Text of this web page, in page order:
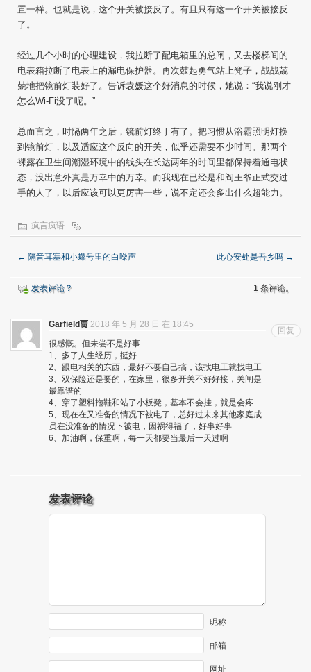
置一样。也就是说，这个开关被接反了。有且只有这一个开关被接反
了。
经过几个小时的心理建设，我拉断了配电箱里的总闸，又去楼梯间的
电表箱拉断了电表上的漏电保护器。再次鼓起勇气站上凳子，战战兢
兢地把镜前灯装好了。告诉袁媛这个好消息的时候，她说：“我说刚才
怎么Wi-Fi没了呢。”
总而言之，时隔两年之后，镜前灯终于有了。把习惯从浴霸照明灯换
到镜前灯，以及适应这个反向的开关，似乎还需要不少时间。那两个
裸露在卫生间潮湿环境中的线头在长达两年的时间里都保持着通电状
态，没出意外真是万幸中的万幸。而我现在已经是和阎王爷正式交过
手的人了，以后应该可以更厉害一些，说不定还会多出什么超能力。
疯言疯语
← 隔音耳塞和小螺号里的白噪声 此心安处是吾乡吗 →
发表评论？ 1 条评论。
Garfield贾 2018 年 5 月 28 日 在 18:45
很感慨。但未尝不是好事
1、多了人生经历，挺好
2、跟电相关的东西，最好不要自己搞，该找电工就找电工
3、双保险还是要的，在家里，很多开关不好好接，关闸是
最靠谱的
4、穿了塑料拖鞋和站了小板凳，基本不会挂，就是会疼
5、现在在又准备的情况下被电了，总好过未来其他家庭成
员在没准备的情况下被电，因祸得福了，好事好事
6、加油啊，保重啊，每一天都要当最后一天过啊
回复
发表评论
昵称
邮箱
网址